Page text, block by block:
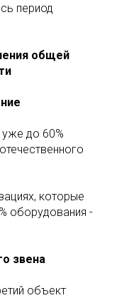
период
общей
уже до 60%
которые
оборудования -
звена
объект